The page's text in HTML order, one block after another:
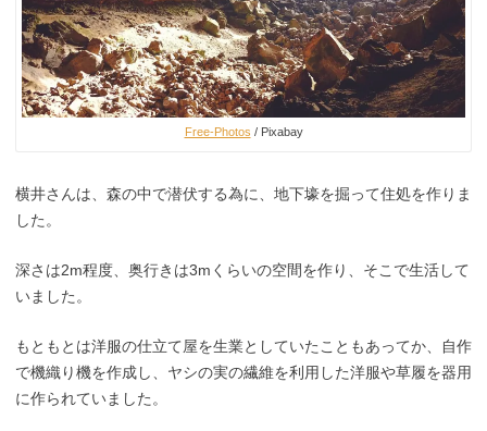
Free-Photos / Pixabay
横井さんは、森の中で潜伏する為に、地下壕を掘って住処を作りま
した。
深さは2m程度、奥行きは3mくらいの空間を作り、そこで生活して
いました。
もともとは洋服の仕立て屋を生業としていたこともあってか、自作
で機織り機を作成し、ヤシの実の繊維を利用した洋服や草履を器用
に作られていました。